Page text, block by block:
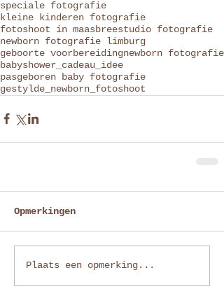
speciale fotografie
kleine kinderen fotografie
fotoshoot in maasbreestudio fotografie
newborn fotografie limburg
geboorte voorbereidingnewborn fotografie
babyshower_cadeau_idee
pasgeboren baby fotografie
gestylde_newborn_fotoshoot
Opmerkingen
Plaats een opmerking...